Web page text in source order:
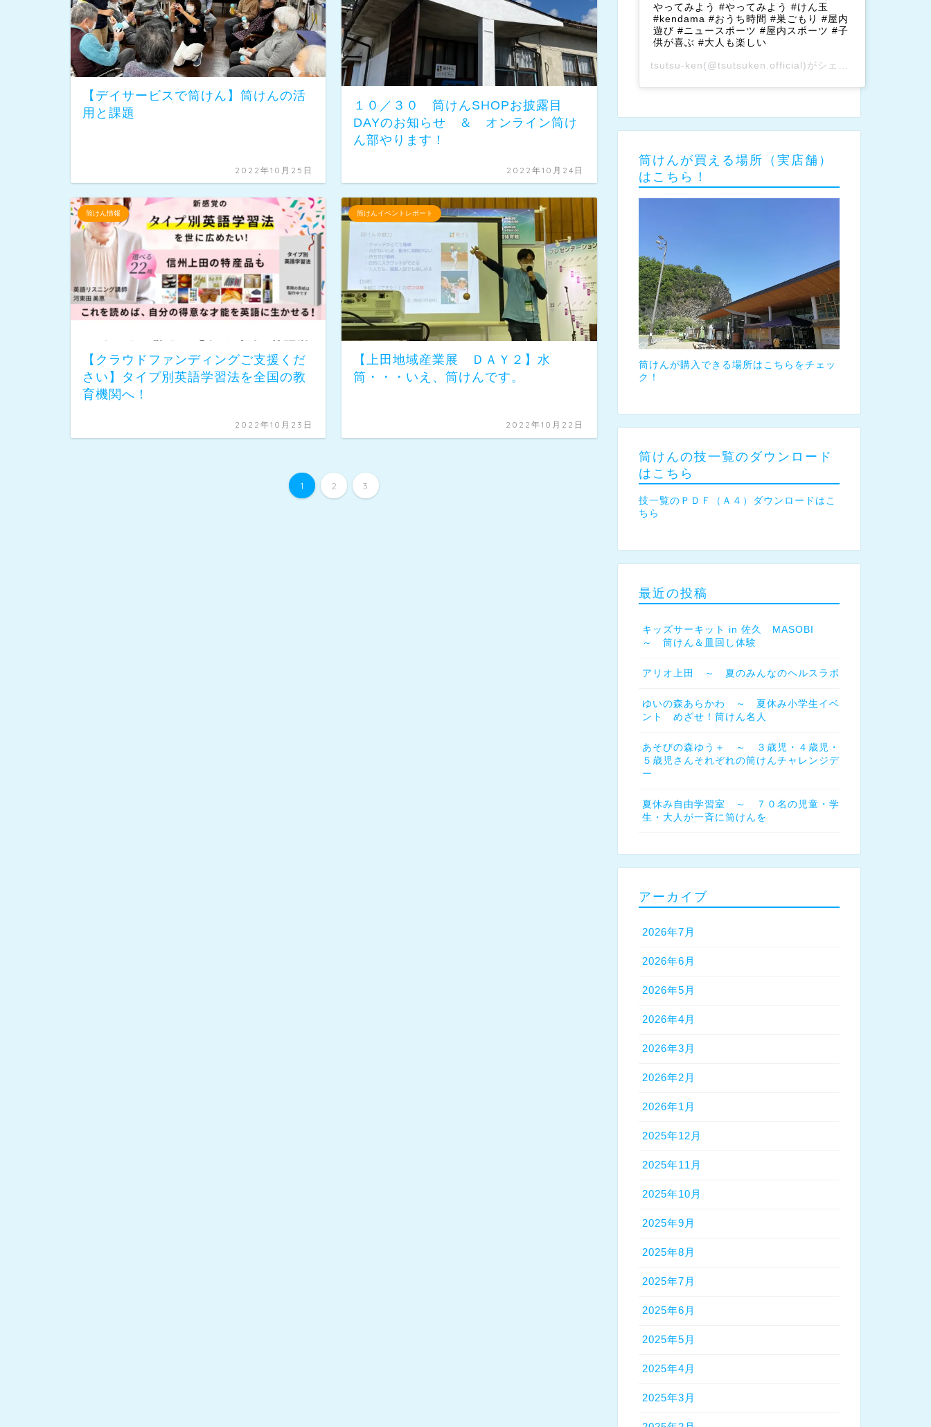
【デイサービスで筒けん】筒けんの活
用と課題
2022年10月25日
１０／３０ 筒けんSHOPお披露目
DAYのお知らせ ＆ オンライン筒け
ん部やります！
2022年10月24日
筒けん情報
【クラウドファンディングご支援くだ
さい】タイプ別英語学習法を全国の教
育機関へ！
2022年10月23日
筒けんイベントレポート
【上田地域産業展 ＤＡＹ２】水
筒・・・いえ、筒けんです。
2022年10月22日
1 2 3
やってみよう #やってみよう #けん玉
#kendama #おうち時間 #巣ごもり #屋内
遊び #ニュースポーツ #屋内スポーツ #子
供が喜ぶ #大人も楽しい
tsutsu-ken(@tsutsuken.official)がシェアした投稿 –
筒けんが買える場所（実店舗）
はこちら！
筒けんが購入できる場所はこちらをチェッ
ク！
筒けんの技一覧のダウンロード
はこちら
技一覧のＰＤＦ（Ａ４）ダウンロードはこ
ちら
最近の投稿
キッズサーキット in 佐久 MASOBI
～ 筒けん＆皿回し体験
アリオ上田 ～ 夏のみんなのヘルスラボ
ゆいの森あらかわ ～ 夏休み小学生イベ
ント めざせ！筒けん名人
あそびの森ゆう＋ ～ ３歳児・４歳児・
５歳児さんそれぞれの筒けんチャレンジデ
ー
夏休み自由学習室 ～ ７０名の児童・学
生・大人が一斉に筒けんを
アーカイブ
2026年7月
2026年6月
2026年5月
2026年4月
2026年3月
2026年2月
2026年1月
2025年12月
2025年11月
2025年10月
2025年9月
2025年8月
2025年7月
2025年6月
2025年5月
2025年4月
2025年3月